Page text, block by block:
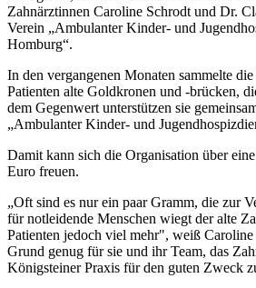
Zahnärztinnen Caroline Schrodt und Dr.
Verein „Ambulanter Kinder- und
Homburg“.
In den vergangenen Monaten sammelte
Patienten alte Goldkronen und -brücken,
dem Gegenwert unterstützen sie
„Ambulanter Kinder- und
Damit kann sich die Organisation über
Euro freuen.
„Oft sind es nur ein paar Gramm, die zur
für notleidende Menschen wiegt der alte
Patienten jedoch viel mehr", weiß
Grund genug für sie und ihr Team, das
Königsteiner Praxis für den guten Zweck